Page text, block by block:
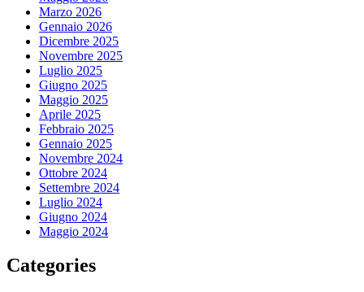
Marzo 2026
Gennaio 2026
Dicembre 2025
Novembre 2025
Luglio 2025
Giugno 2025
Maggio 2025
Aprile 2025
Febbraio 2025
Gennaio 2025
Novembre 2024
Ottobre 2024
Settembre 2024
Luglio 2024
Giugno 2024
Maggio 2024
Categories